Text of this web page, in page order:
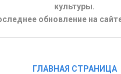
культуры.
обновление на
ГЛАВНАЯ СТРАНИЦА